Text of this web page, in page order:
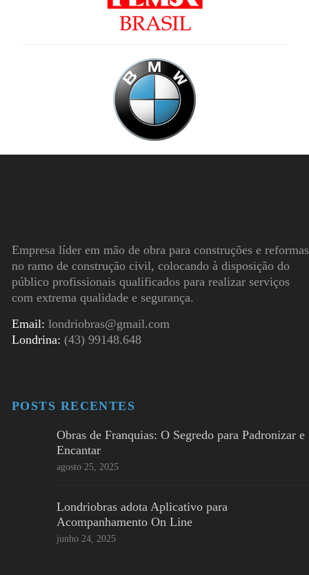
Empresa líder em mão de obra para construções e reformas
no ramo de construção civil, colocando à disposição do
público profissionais qualificados para realizar serviços
com extrema qualidade e segurança.
Email: londriobras@gmail.com
Londrina: (43) 99148.648
POSTS RECENTES
Obras de Franquias: O Segredo para Padronizar e
Encantar
agosto 25, 2025
Londriobras adota Aplicativo para
Acompanhamento On Line
junho 24, 2025